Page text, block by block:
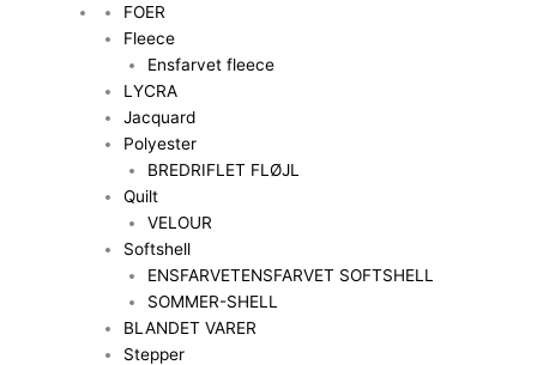
FOER
Fleece
Ensfarvet fleece
LYCRA
Jacquard
Polyester
BREDRIFLET FLØJL
Quilt
VELOUR
Softshell
ENSFARVETENSFARVET SOFTSHELL
SOMMER-SHELL
BLANDET VARER
Stepper